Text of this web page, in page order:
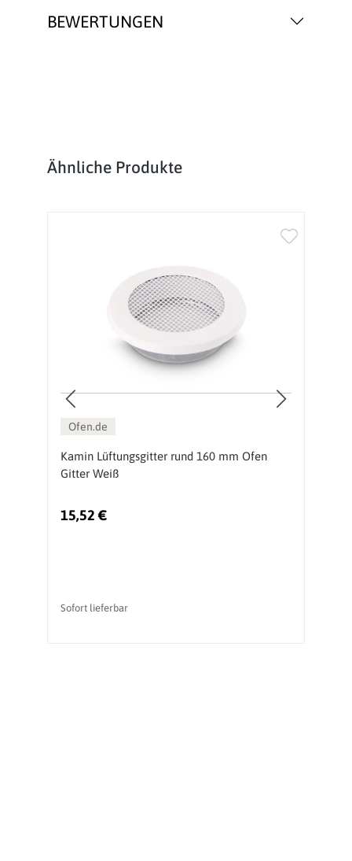
BEWERTUNGEN
Produktgalerie überspringen
Ähnliche Produkte
Ofen.de
Kamin Lüftungsgitter rund 160 mm Ofen
Gitter Weiß
15,52 €
Sofort lieferbar